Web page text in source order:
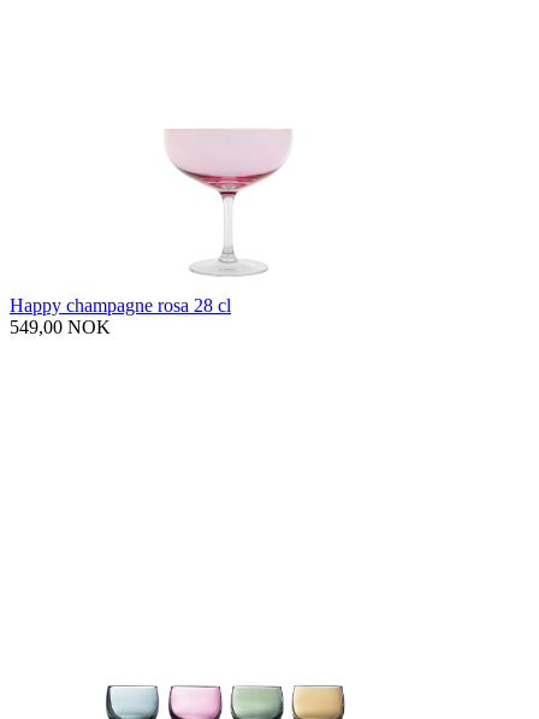
Happy champagne rosa 28 cl
549,00 NOK